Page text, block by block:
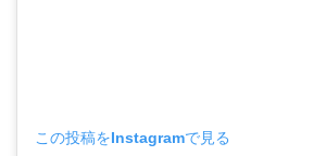
この投稿をInstagramで見る